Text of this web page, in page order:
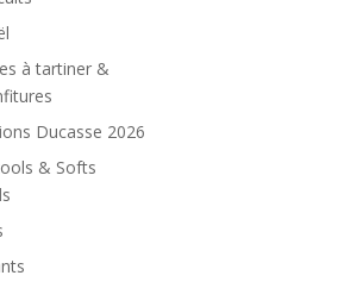
à tartiner &
Ducasse 2026
& Softs